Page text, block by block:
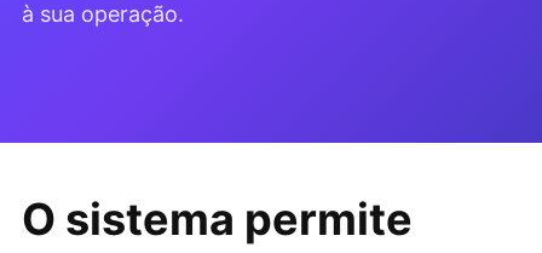
à sua operação.
O sistema permite